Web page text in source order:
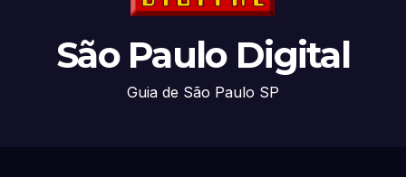
São Paulo Digital
Guia de São Paulo SP